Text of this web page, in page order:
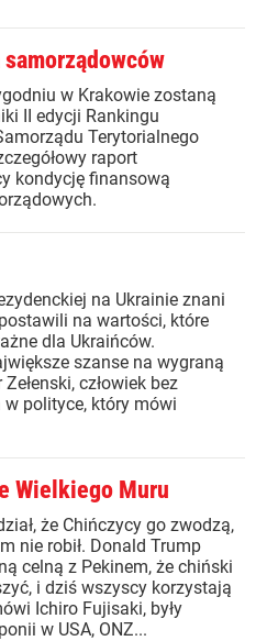
w Krakowie zostaną
II edycji Rankingu
Terytorialnego
raport
kondycję finansową
na Ukrainie znani
na wartości, które
dla Ukraińców.
szanse na wygraną
człowiek bez
polityce, który mówi
Wielkiego Muru
że Chińczycy go zwodzą,
nie robił. Donald Trump
celną z Pekinem, że chiński
i dziś wszyscy korzystają
Ichiro Fujisaki, były
w USA, ONZ...